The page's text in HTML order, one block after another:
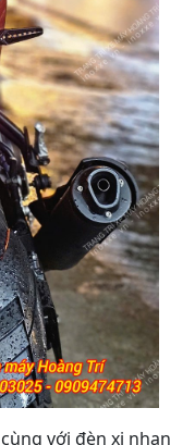
với đèn xi nhan